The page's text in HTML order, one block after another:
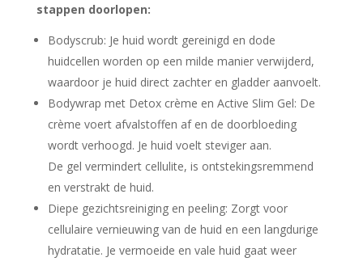
stappen doorlopen:
Bodyscrub: Je huid wordt gereinigd en dode
huidcellen worden op een milde manier verwijderd,
waardoor je huid direct zachter en gladder aanvoelt.
Bodywrap met Detox crème en Active Slim Gel: De
crème voert afvalstoffen af en de doorbloeding
wordt verhoogd. Je huid voelt steviger aan.
De gel vermindert cellulite, is ontstekingsremmend
en verstrakt de huid.
Diepe gezichtsreiniging en peeling: Zorgt voor
cellulaire vernieuwing van de huid en een langdurige
hydratatie. Je vermoeide en vale huid gaat weer